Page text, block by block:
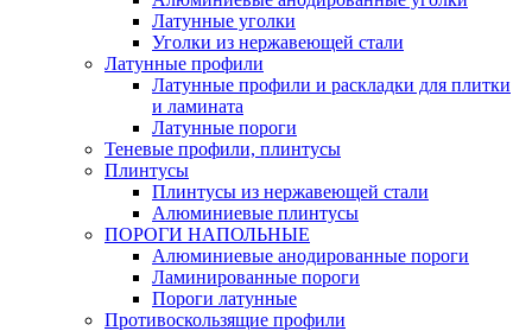
Латунные уголки
Уголки из нержавеющей стали
Латунные профили
Латунные профили и раскладки для плитки
и ламината
Латунные пороги
Теневые профили, плинтусы
Плинтусы
Плинтусы из нержавеющей стали
Алюминиевые плинтусы
ПОРОГИ НАПОЛЬНЫЕ
Алюминиевые анодированные пороги
Ламинированные пороги
Пороги латунные
Противоскользящие профили